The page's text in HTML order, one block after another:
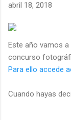
abril 18, 2018
Este año vamos
concurso
Para ello accede
Cuando hayas